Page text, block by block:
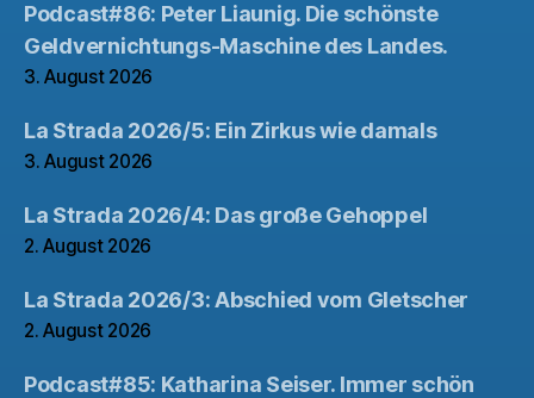
Podcast#86: Peter Liaunig. Die schönste
Geldvernichtungs-Maschine des Landes.
3. August 2026
La Strada 2026/5: Ein Zirkus wie damals
3. August 2026
La Strada 2026/4: Das große Gehoppel
2. August 2026
La Strada 2026/3: Abschied vom Gletscher
2. August 2026
Podcast#85: Katharina Seiser. Immer schön